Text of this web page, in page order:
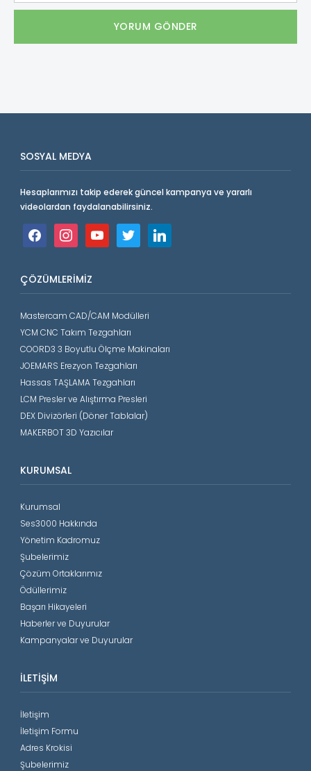
SOSYAL MEDYA
Hesaplarımızı takip ederek güncel kampanya ve yararlı
videolardan faydalanabilirsiniz.
facebookinstagramyoutube twitter linkedin
ÇÖZÜMLERIMIZ
Mastercam CAD/CAM Modülleri
YCM CNC Takım Tezgahları
COORD3 3 Boyutlu Ölçme Makinaları
JOEMARS Erezyon Tezgahları
Hassas TAŞLAMA Tezgahları
LCM Presler ve Alıştırma Presleri
DEX Divizörleri (Döner Tablalar)
MAKERBOT 3D Yazıcılar
KURUMSAL
Kurumsal
Ses3000 Hakkında
Yönetim Kadromuz
Şubelerimiz
Çözüm Ortaklarımız
Ödüllerimiz
Başarı Hikayeleri
Haberler ve Duyurular
Kampanyalar ve Duyurular
İLETIŞIM
İletişim
İletişim Formu
Adres Krokisi
Şubelerimiz